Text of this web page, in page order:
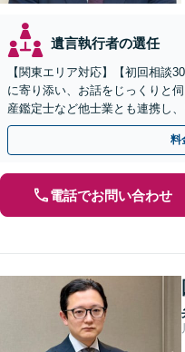
遺言執行者の選任
【関東エリア対応】【初回相談
に寄り添い、お話をじっくりと
産鑑定士など他士業とも連携し
言書作成／遺留分侵害額請求／
料
電話でお問い合わせ